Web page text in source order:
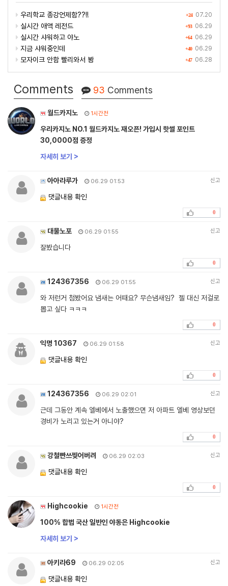
+24 07.20
우리학교 종강언제함??!!
+93 06.29
실시간 애액 레전드
+64 06.29
실시간 샤워하고 야노
+40 06.29
지금 샤워중인데
+47 06.28
모자이크 안함 빨리와서 봥
Comments 93 Comments
월드카지노 1시간전
우리카지노 NO.1 월드카지노 재오픈! 가입시 핫썰 포인트
30,0000점 증정
자세히 보기 >
아아라루가 06.29 01:53 신고
댓글내용 확인
0
대물노포 06.29 01:55 신고
잘봤습니다
0
124367356 06.29 01:55 신고
와 저런거 첨봤어요 냄새는 어때요? 무슨냄새임? 젤 대신 저걸로
뽑고 싶다 ㅋㅋㅋ
0
익명 10367 06.29 01:58 신고
댓글내용 확인
0
124367356 06.29 02:01 신고
근데 그동안 계속 엘베에서 노출했으면 저 아파트 엘베 영상보던
경비가 노리고 있는거 아니야?
0
강철빤쓰찢어버려 06.29 02:03 신고
댓글내용 확인
0
Highcookie 1시간전
100% 합법 국산 일반인 야동은 Highcookie
자세히 보기 >
아키라69 06.29 02:05 신고
댓글내용 확인